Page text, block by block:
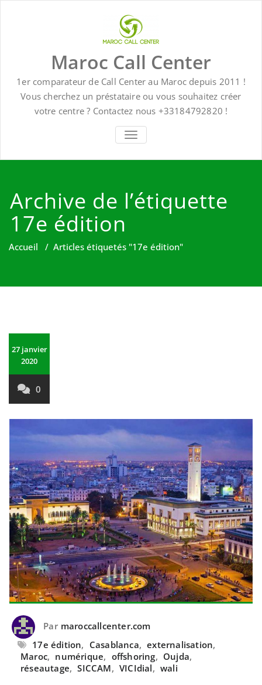
Maroc Call Center
1er comparateur de Call Center au Maroc depuis 2011 !
Vous cherchez un préstataire ou vous souhaitez créer
votre centre ? Contactez nous +33184792820 !
TOGGLE NAVIGATION
Archive de l’étiquette
17e édition
Accueil / Articles étiquetés "17e édition"
27 janvier
2020
0
Par maroccallcenter.com
17e édition, Casablanca, externalisation,
Maroc, numérique, offshoring, Oujda,
réseautage, SICCAM, VICIdial, wali